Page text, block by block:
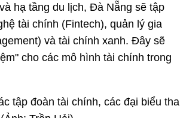
hạ tầng du lịch, Đà Nẵng sẽ tập
tài chính (Fintech), quản lý gia
và tài chính xanh. Đây sẽ
cho các mô hình tài chính trong